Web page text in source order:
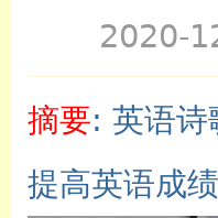
2020-
摘要: 英语诗
提高英语成